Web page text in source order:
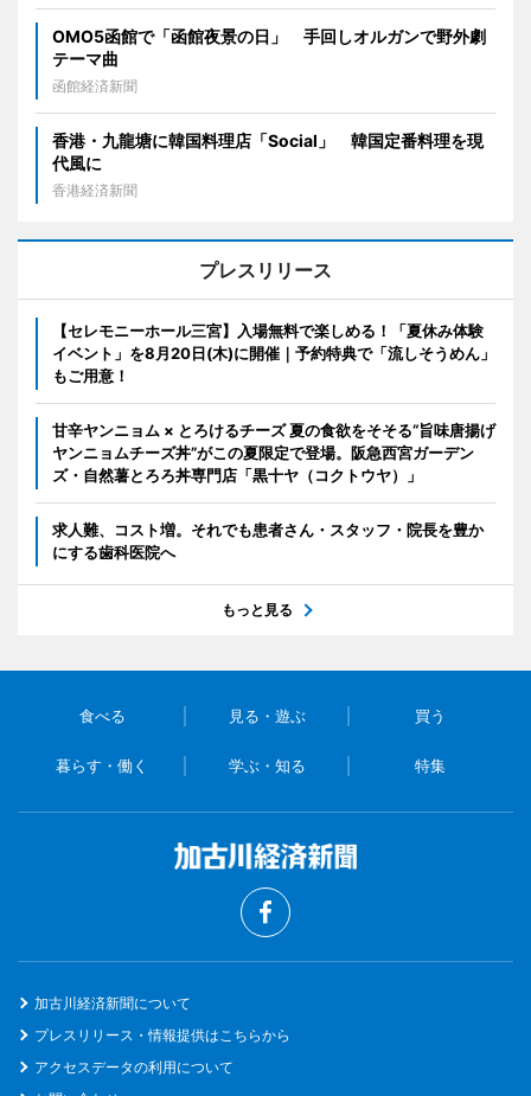
OMO5函館で「函館夜景の日」 手回しオルガンで野外劇
テーマ曲
函館経済新聞
香港・九龍塘に韓国料理店「Social」 韓国定番料理を現
代風に
香港経済新聞
プレスリリース
【セレモニーホール三宮】入場無料で楽しめる！「夏休み体験
イベント」を8月20日(木)に開催｜予約特典で「流しそうめん」
もご用意！
甘辛ヤンニョム × とろけるチーズ 夏の食欲をそそる“旨味唐揚げ
ヤンニョムチーズ丼”がこの夏限定で登場。阪急西宮ガーデン
ズ・自然薯とろろ丼専門店「黒十ヤ（コクトウヤ）」
求人難、コスト増。それでも患者さん・スタッフ・院長を豊か
にする歯科医院へ
もっと見る
食べる 見る・遊ぶ 買う
暮らす・働く 学ぶ・知る 特集
加古川経済新聞について
プレスリリース・情報提供はこちらから
アクセスデータの利用について